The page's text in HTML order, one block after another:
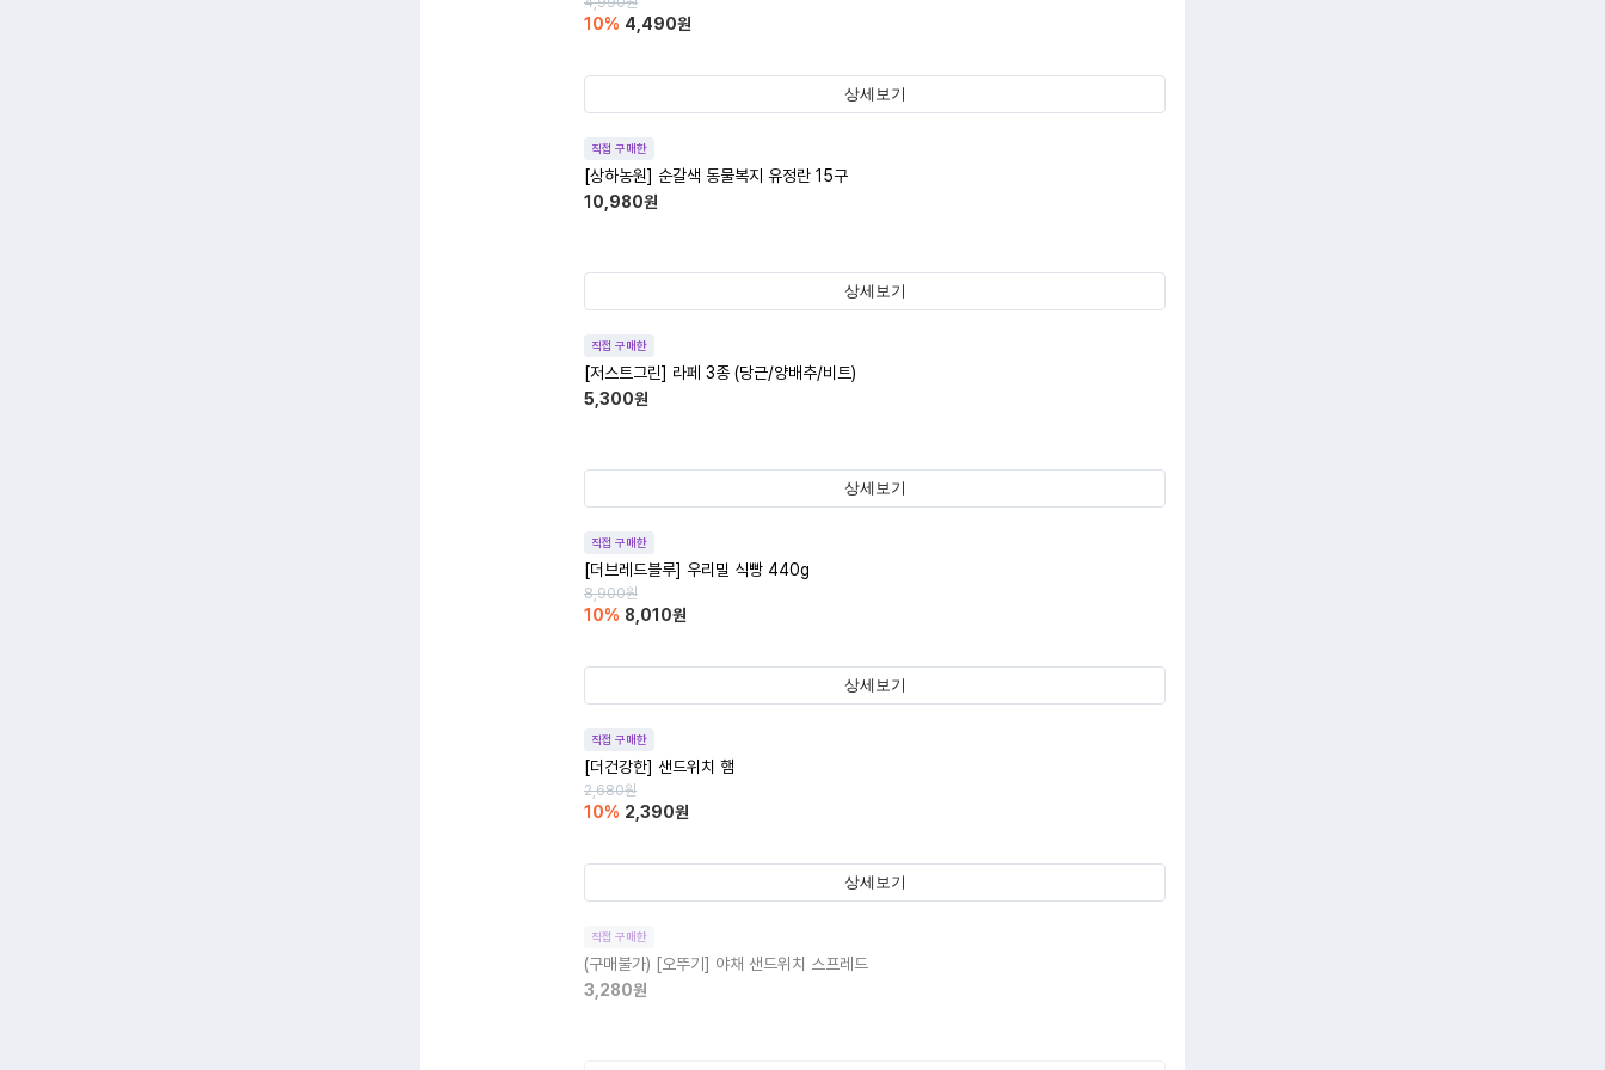
10% 4,490원
상세보기
직접 구매한
[상하농원] 순갈색 동물복지 유정란 15구
10,980원
상세보기
직접 구매한
[저스트그린] 라페 3종 (당근/양배추/비트)
5,300원
상세보기
직접 구매한
[더브레드블루] 우리밀 식빵 440g
8,900원
10% 8,010원
상세보기
직접 구매한
[더건강한] 샌드위치 햄
2,680원
10% 2,390원
상세보기
직접 구매한
(구매불가) [오뚜기] 야채 샌드위치 스프레드
3,280원